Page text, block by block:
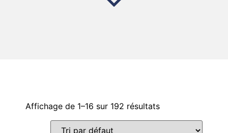
Affichage de 1–16 sur 192 résultats